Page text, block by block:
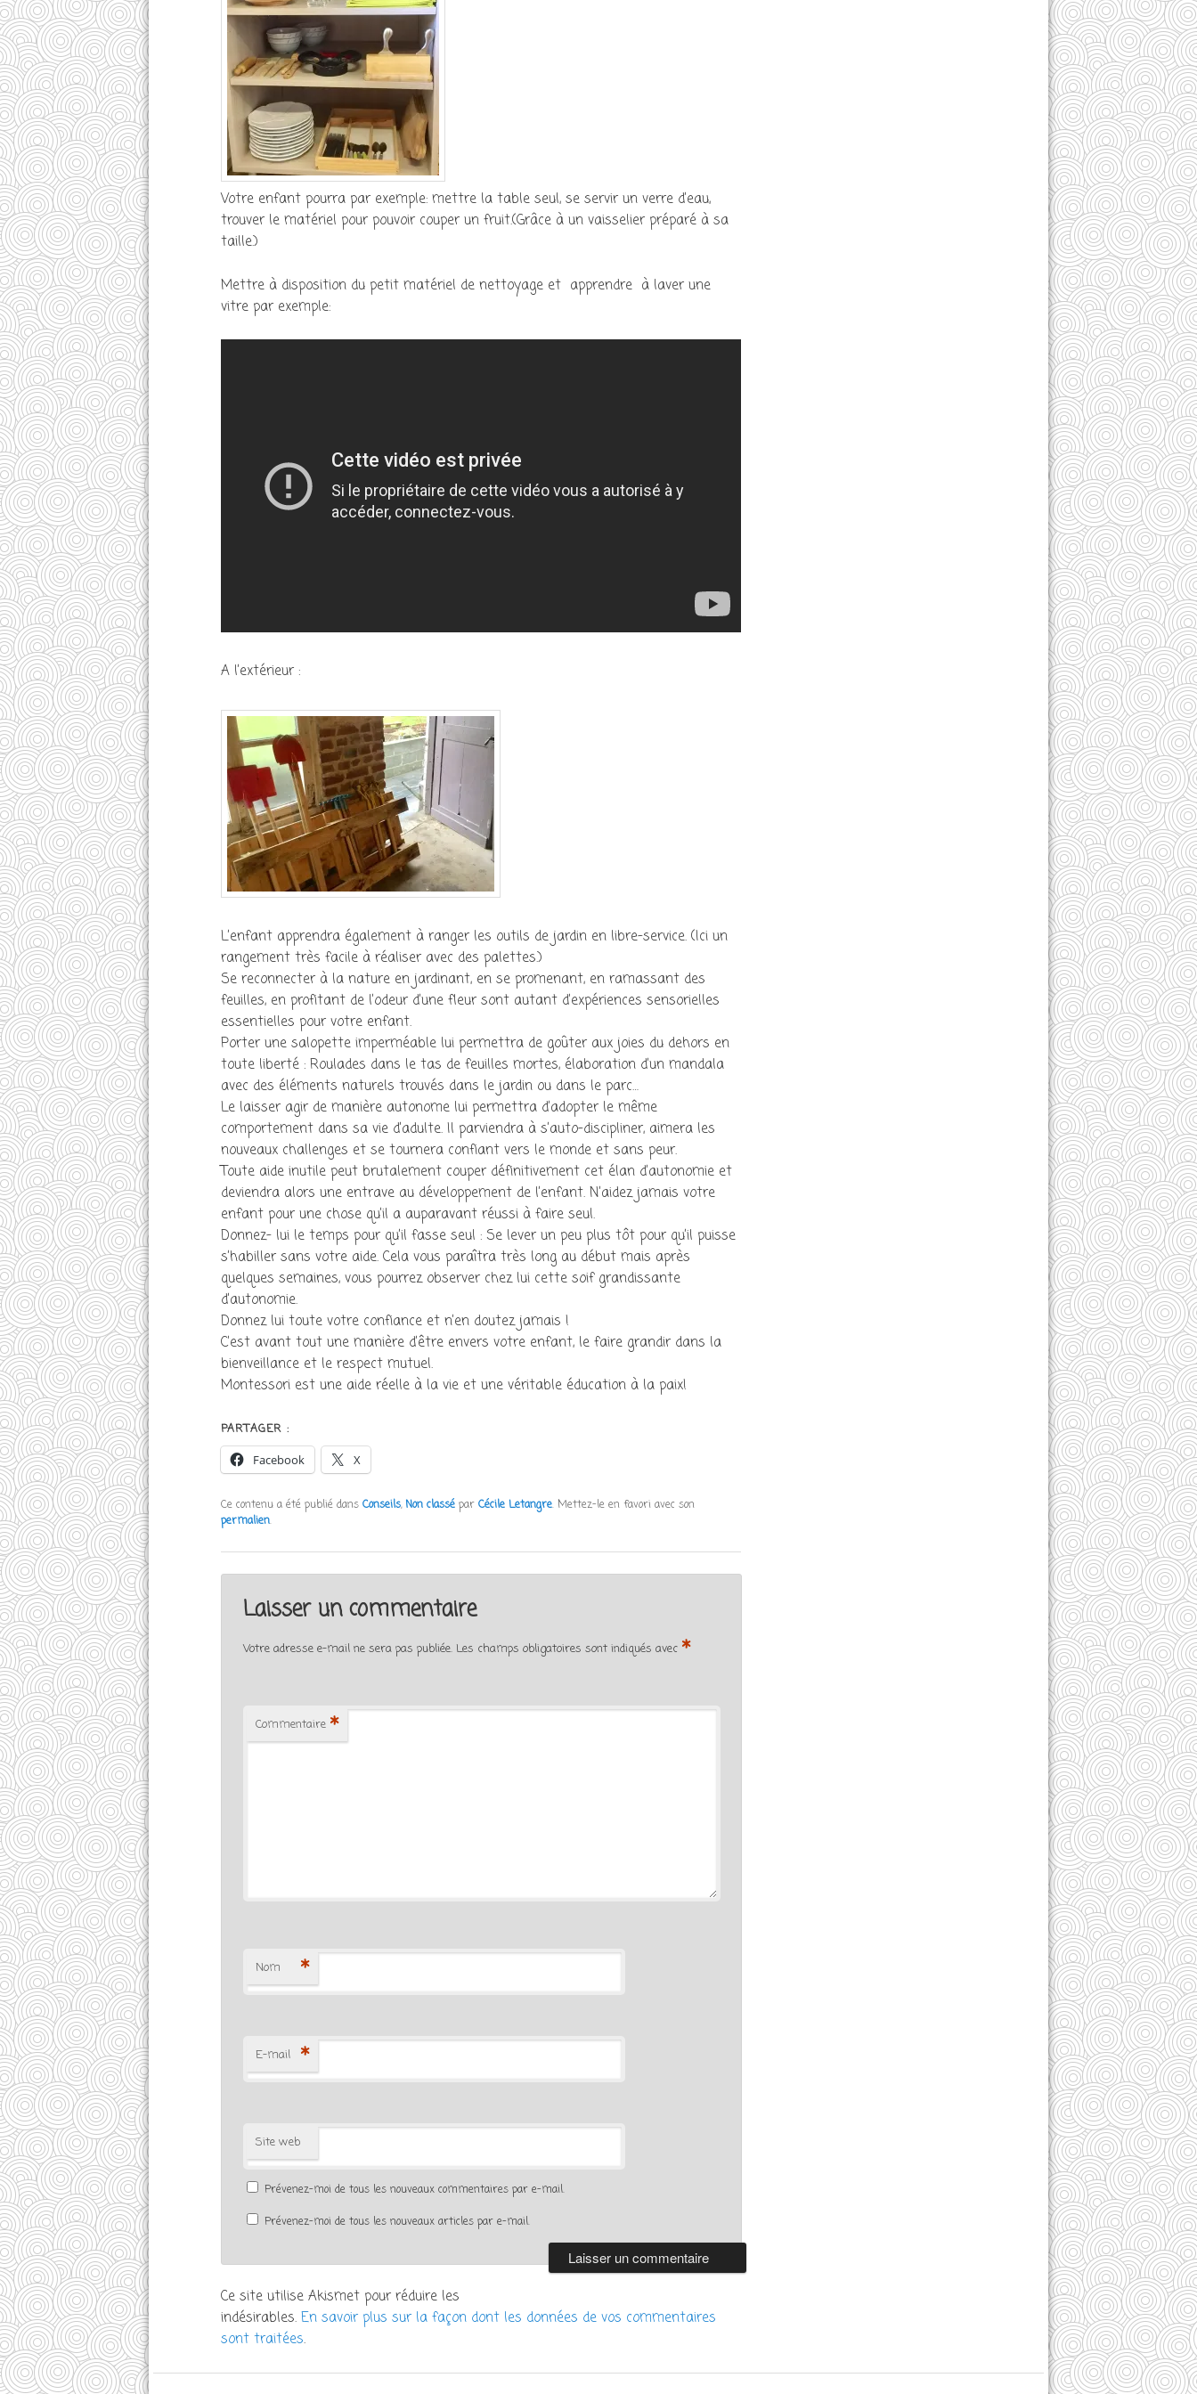
Votre enfant pourra par exemple: mettre la table seul, se servir un verre d’eau,
trouver le matériel pour pouvoir couper un fruit.(Grâce à un vaisselier préparé à sa
taille.)
Mettre à disposition du petit matériel de nettoyage et apprendre à laver une
vitre par exemple:
A l’extérieur :
L’enfant apprendra également à ranger les outils de jardin en libre-service. (Ici un
rangement très facile à réaliser avec des palettes.)
Se reconnecter à la nature en jardinant, en se promenant, en ramassant des
feuilles, en profitant de l’odeur d’une fleur sont autant d’expériences sensorielles
essentielles pour votre enfant.
Porter une salopette imperméable lui permettra de goûter aux joies du dehors en
toute liberté : Roulades dans le tas de feuilles mortes, élaboration d’un mandala
avec des éléments naturels trouvés dans le jardin ou dans le parc…
Le laisser agir de manière autonome lui permettra d’adopter le même
comportement dans sa vie d’adulte. Il parviendra à s’auto-discipliner, aimera les
nouveaux challenges et se tournera confiant vers le monde et sans peur.
Toute aide inutile peut brutalement couper définitivement cet élan d’autonomie et
deviendra alors une entrave au développement de l’enfant. N’aidez jamais votre
enfant pour une chose qu’il a auparavant réussi à faire seul.
Donnez- lui le temps pour qu’il fasse seul : Se lever un peu plus tôt pour qu’il puisse
s’habiller sans votre aide. Cela vous paraîtra très long au début mais après
quelques semaines, vous pourrez observer chez lui cette soif grandissante
d’autonomie.
Donnez lui toute votre confiance et n’en doutez jamais !
C’est avant tout une manière d’être envers votre enfant, le faire grandir dans la
bienveillance et le respect mutuel.
Montessori est une aide réelle à la vie et une véritable éducation à la paix!
PARTAGER :
Facebook
X
Ce contenu a été publié dans Conseils, Non classé par Cécile Letangre. Mettez-le en favori avec son
permalien.
Laisser un commentaire
Votre adresse e-mail ne sera pas publiée. Les champs obligatoires sont indiqués avec *
Commentaire *
Nom *
E-mail *
Site web
Prévenez-moi de tous les nouveaux commentaires par e-mail.
Prévenez-moi de tous les nouveaux articles par e-mail.
Ce site utilise Akismet pour réduire les
indésirables. En savoir plus sur la façon dont les données de vos commentaires
sont traitées.